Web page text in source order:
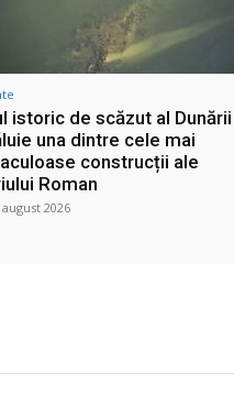
istoric de scăzut al Dunării
una dintre cele mai
construcții ale
Roman
august 2026